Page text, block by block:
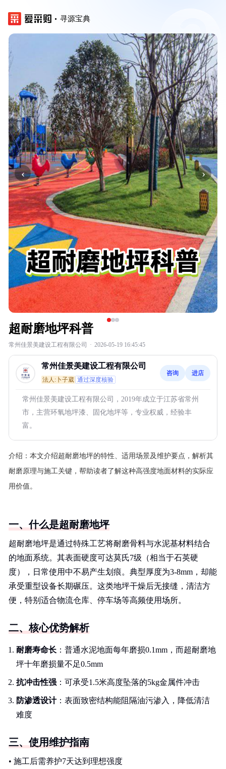
寻源宝典
‹ ›
超耐磨地坪科普
常州佳景美建设工程有限公司 · 2026-05-19 16:45:45
常州佳景美建设工程有限公司
法人:卜子葳 通过深度核验
咨询 进店
常州佳景美建设工程有限公司，2019年成立于江苏省常州
市，主营环氧地坪漆、固化地坪等，专业权威，经验丰
富。
介绍： 本文介绍超耐磨地坪的特性、适用场景及维护要点，解析其
耐磨原理与施工关键，帮助读者了解这种高强度地面材料的实际应
用价值。
一、什么是超耐磨地坪
超耐磨地坪是通过特殊工艺将耐磨骨料与水泥基材料结合
的地面系统。其表面硬度可达莫氏7级（相当于石英硬
度），日常使用中不易产生划痕。典型厚度为3-8mm，却能
承受重型设备长期碾压。这类地坪干燥后无接缝，清洁方
便，特别适合物流仓库、停车场等高频使用场所。
二、核心优势解析
耐磨寿命长 ：普通水泥地面每年磨损0.1mm，而超耐磨地
坪十年磨损量不足0.5mm
抗冲击性强 ：可承受1.5米高度坠落的5kg金属件冲击
防渗透设计：表面致密结构能阻隔油污渗入，降低清洁
难度
三、使用维护指南
• 施工后需养护7天达到理想强度